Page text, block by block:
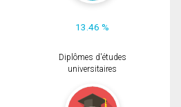
13.46 %
Diplômes d'études
universitaires